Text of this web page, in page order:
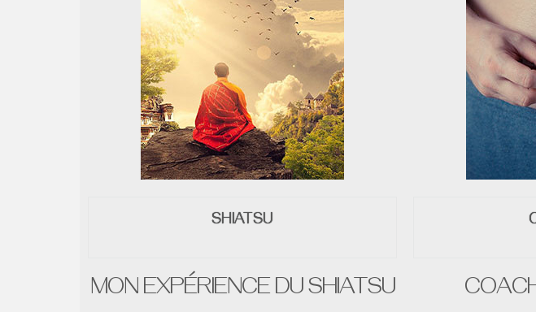
SHIATSU
MON EXPÉRIENCE DU SHIATSU